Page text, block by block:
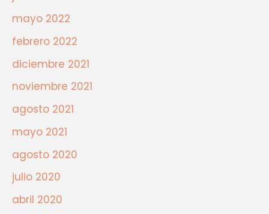
mayo 2022
febrero 2022
diciembre 2021
noviembre 2021
agosto 2021
mayo 2021
agosto 2020
julio 2020
abril 2020